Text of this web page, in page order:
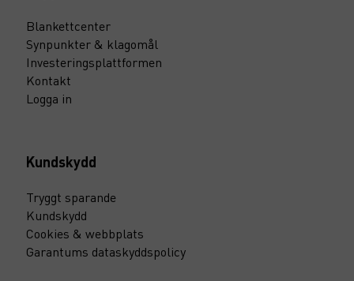
Blankettcenter
Synpunkter & klagomål
Investeringsplattformen
Kontakt
Logga in
Kundskydd
Tryggt sparande
Kundskydd
Cookies & webbplats
Garantums dataskyddspolicy